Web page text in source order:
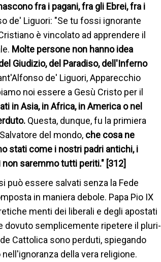
fra i pagani, fra gli Ebrei, fra i
de' Liguori: "Se tu fossi ignorante
è vincolato ad apprendere il
Molte persone non hanno idea
Giudizio, del Paradiso, dell'Inferno
de' Liguori, Apparecchio
noi essere a Gesù Cristo per il
in Asia, in Africa, in America o nel
Questa, dunque, fu la primiera
del mondo, che cosa ne
stati come i nostri padri antichi, i
saremmo tutti periti." [312]
può essere salvati senza la Fede
in maniera debole. Papa Pio IX
menti dei liberali e degli apostati
dovuto semplicemente ripetere il pluri-
Cattolica sono perduti, spiegando
della vera religione.